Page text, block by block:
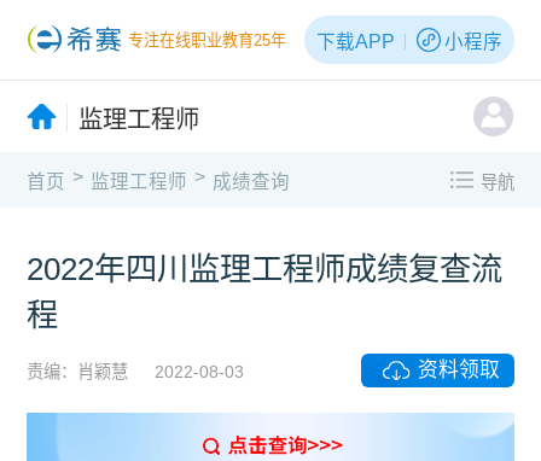
专注在线职业教育25年 下载APP 小程序
监理工程师
首页 > 监理工程师 > 成绩查询 导航
2022年四川监理工程师成绩复查流
程
责编：肖颖慧 2022-08-03 资料领取